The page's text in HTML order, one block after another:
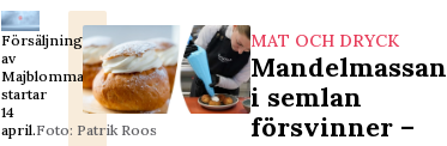
Försäljningen
av
Majblomman
startar
14
april.Foto: Patrik Roos
MAT OCH DRYCK
Mandelmassan
i semlan
försvinner –